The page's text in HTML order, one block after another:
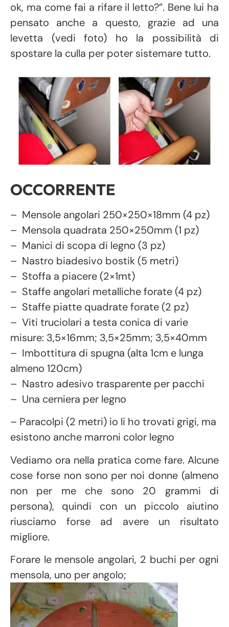
ok, ma come fai a rifare il letto?”. Bene lui ha
pensato anche a questo, grazie ad una
levetta (vedi foto) ho la possibilità di
spostare la culla per poter sistemare tutto.
OCCORRENTE
– Mensole angolari 250×250×18mm (4 pz)
– Mensola quadrata 250×250mm (1 pz)
– Manici di scopa di legno (3 pz)
– Nastro biadesivo bostik (5 metri)
– Stoffa a piacere (2×1mt)
– Staffe angolari metalliche forate (4 pz)
– Staffe piatte quadrate forate (2 pz)
– Viti truciolari a testa conica di varie
misure: 3,5×16mm; 3,5×25mm; 3,5×40mm
– Imbottitura di spugna (alta 1cm e lunga
almeno 120cm)
– Nastro adesivo trasparente per pacchi
– Una cerniera per legno
– Paracolpi (2 metri) io li ho trovati grigi, ma
esistono anche marroni color legno
Vediamo ora nella pratica come fare. Alcune
cose forse non sono per noi donne (almeno
non per me che sono 20 grammi di
persona), quindi con un piccolo aiutino
riusciamo forse ad avere un risultato
migliore.
Forare le mensole angolari, 2 buchi per ogni
mensola, uno per angolo;